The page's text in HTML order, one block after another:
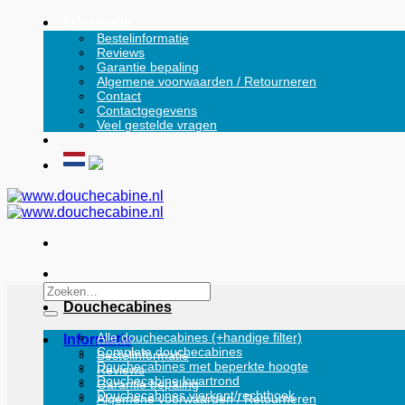
Bestelinformatie
Reviews
Garantie bepaling
Algemene voorwaarden / Retourneren
Contact
Contactgegevens
Veel gestelde vragen
Zoeken
naar:
Informatie
Bestelinformatie
Reviews
Garantie bepaling
Algemene voorwaarden / Retourneren
Douchecabines
Alle douchecabines (+handige filter)
Complete douchecabines
Douchecabines met beperkte hoogte
Douchecabine kwartrond
Douchecabines vierkant/rechthoek